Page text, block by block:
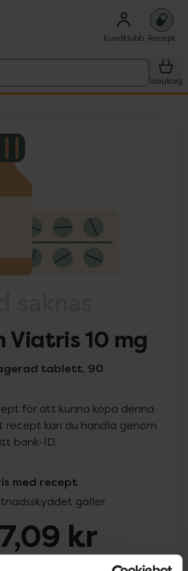
Kundklubb Recept
Varukorg
1 objekt.
Viatris 10 mg
tablett, 90
för att kunna köpa denna
recept kan du handla genom
bank-ID.
med recept
gäller
kr